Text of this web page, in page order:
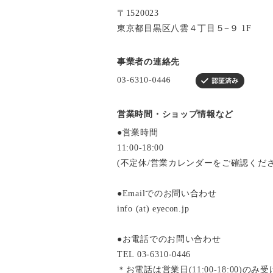
〒1520023
東京都目黒区八雲４丁目５−９ 1F
事業者の連絡先
営業時間・ショップ情報など
●営業時間
11:00-18:00
(不定休/営業カレンダーをご確認くだ
●Emailでのお問い合わせ
info (at) eyecon.jp
●お電話でのお問い合わせ
TEL 03-6310-0446
＊お電話は営業日(11:00-18:00)のみ受